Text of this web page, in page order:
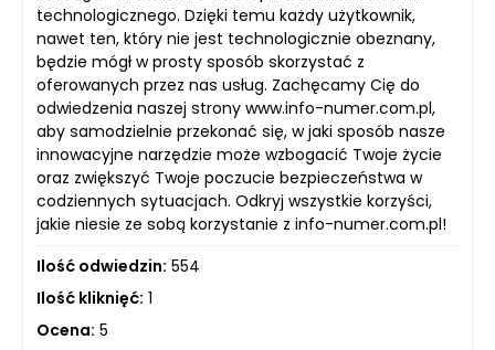
technologicznego. Dzięki temu każdy użytkownik,
nawet ten, który nie jest technologicznie obeznany,
będzie mógł w prosty sposób skorzystać z
oferowanych przez nas usług. Zachęcamy Cię do
odwiedzenia naszej strony www.info-numer.com.pl,
aby samodzielnie przekonać się, w jaki sposób nasze
innowacyjne narzędzie może wzbogacić Twoje życie
oraz zwiększyć Twoje poczucie bezpieczeństwa w
codziennych sytuacjach. Odkryj wszystkie korzyści,
jakie niesie ze sobą korzystanie z info-numer.com.pl!
Ilość odwiedzin: 554
Ilość kliknięć: 1
Ocena: 5